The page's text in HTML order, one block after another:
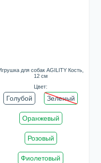
для собак AGILITY Кость,
12 см
Цвет:
Голубой Зеленый
Оранжевый
Розовый
Фиолетовый